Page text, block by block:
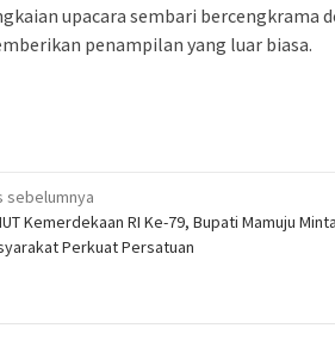
upacara sembari bercengkrama
penampilan yang luar biasa.
sebelumnya
Kemerdekaan RI Ke-79, Bupati Mamuju Minta
Perkuat Persatuan